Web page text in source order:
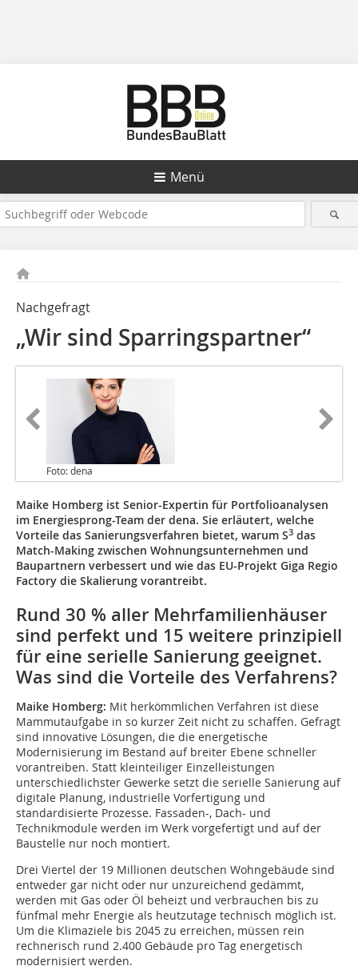
Menü
Nachgefragt
„Wir sind Sparringspartner“
Foto: dena
Maike Homberg ist Senior-Expertin für Portfolioanalysen
im Energiesprong-Team der dena. Sie erläutert, welche
Vorteile das Sanierungsverfahren bietet, warum S3 das
Match-Making zwischen Wohnungsunternehmen und
Baupartnern verbessert und wie das EU-Projekt Giga Regio
Factory die Skalierung vorantreibt.
Rund 30 % aller Mehrfamilienhäuser
sind perfekt und 15 weitere prinzipiell
für eine serielle Sanierung geeignet.
Was sind die Vorteile des Verfahrens?
Maike Homberg: Mit herkömmlichen Verfahren ist diese
Mammutaufgabe in so kurzer Zeit nicht zu schaffen. Gefragt
sind innovative Lösungen, die die energetische
Modernisierung im Bestand auf breiter Ebene schneller
vorantreiben. Statt kleinteiliger Einzelleistungen
unterschiedlichster Gewerke setzt die serielle Sanierung auf
digitale Planung, industrielle Vorfertigung und
standardisierte Prozesse. Fassaden-, Dach- und
Technikmodule werden im Werk vorgefertigt und auf der
Baustelle nur noch montiert.
Drei Viertel der 19 Millionen deutschen Wohngebäude sind
entweder gar nicht oder nur unzureichend gedämmt,
werden mit Gas oder Öl beheizt und verbrauchen bis zu
fünfmal mehr Energie als heutzutage technisch möglich ist.
Um die Klimaziele bis 2045 zu erreichen, müssen rein
rechnerisch rund 2.400 Gebäude pro Tag energetisch
modernisiert werden.